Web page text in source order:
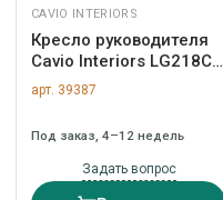
CAVIO INTERIORS
Кресло руководителя
Cavio Interiors LG218CN
P704
арт. 39387
Под заказ, 4–12 недель
Задать вопрос